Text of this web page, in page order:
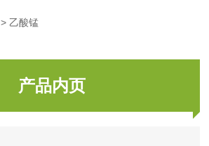
> 乙酸锰
产品内页